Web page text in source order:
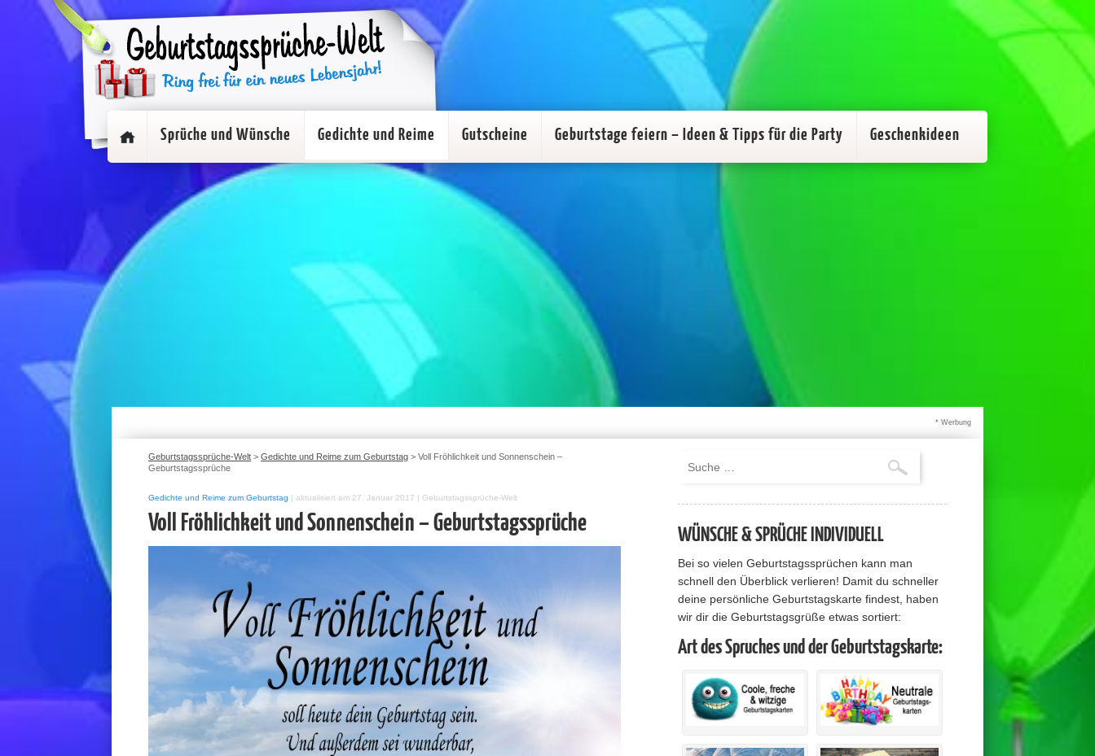
Sprüche und Wünsche Gedichte und Reime Gutscheine Geburtstage feiern – Ideen & Tipps für die Party Geschenkideen
* Werbung
Geburtstagssprüche-Welt > Gedichte und Reime zum Geburtstag > Voll Fröhlichkeit und Sonnenschein –
Geburtstagssprüche
Gedichte und Reime zum Geburtstag | aktualisiert am 27. Januar 2017 | Geburtstagssprüche-Welt
Voll Fröhlichkeit und Sonnenschein – Geburtstagssprüche WÜNSCHE & SPRÜCHE INDIVIDUELL
Bei so vielen Geburtstagssprüchen kann man
schnell den Überblick verlieren! Damit du schneller
deine persönliche Geburtstagskarte findest, haben
wir dir die Geburtstagsgrüße etwas sortiert:
Art des Spruches und der Geburtstagskarte: